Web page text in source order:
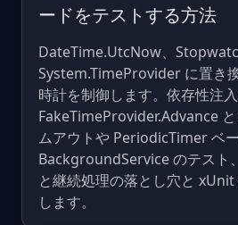
ードをテストする方法
DateTime.UtcNow、
System.TimeProvider に置き
時計を制御します。依存性注入
FakeTimeProvider.Advance
ムアウトや PeriodicTimer ベ
BackgroundService のテスト
と継続処理の落とし穴と
します。